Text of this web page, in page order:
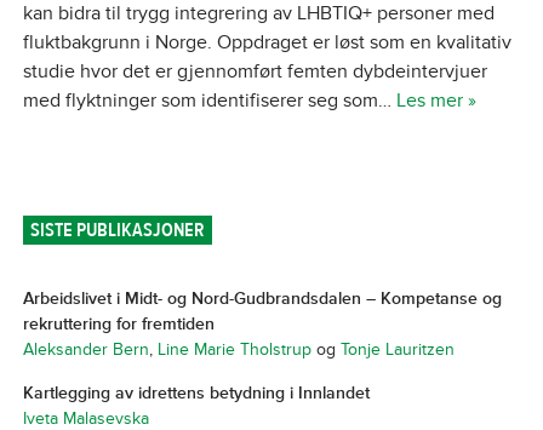
kan bidra til trygg integrering av LHBTIQ+ personer med
fluktbakgrunn i Norge. Oppdraget er løst som en kvalitativ
studie hvor det er gjennomført femten dybdeintervjuer
med flyktninger som identifiserer seg som… Les mer »
SISTE PUBLIKASJONER
Arbeidslivet i Midt- og Nord-Gudbrandsdalen – Kompetanse og
rekruttering for fremtiden
Aleksander Bern, Line Marie Tholstrupog Tonje Lauritzen
Kartlegging av idrettens betydning i Innlandet
Iveta Malasevska